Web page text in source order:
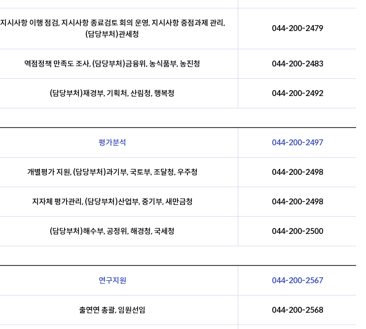
지시사항 이행 점검, 지시사항 종료검토 회의 운영, 지시사항 중점과제 관리,
(담당부처)관세청
044-200-2479
역점정책 만족도 조사, (담당부처)금융위, 농식품부, 농진청 044-200-2483
(담당부처)재경부, 기획처, 산림청, 행복청 044-200-2492
평가분석 044-200-2497
개별평가 지원, (담당부처)과기부, 국토부, 조달청, 우주청 044-200-2498
지자체 평가관리, (담당부처)산업부, 중기부, 새만금청 044-200-2498
(담당부처)해수부, 공정위, 해경청, 국세청 044-200-2500
연구지원 044-200-2567
출연연 총괄, 임원선임 044-200-2568